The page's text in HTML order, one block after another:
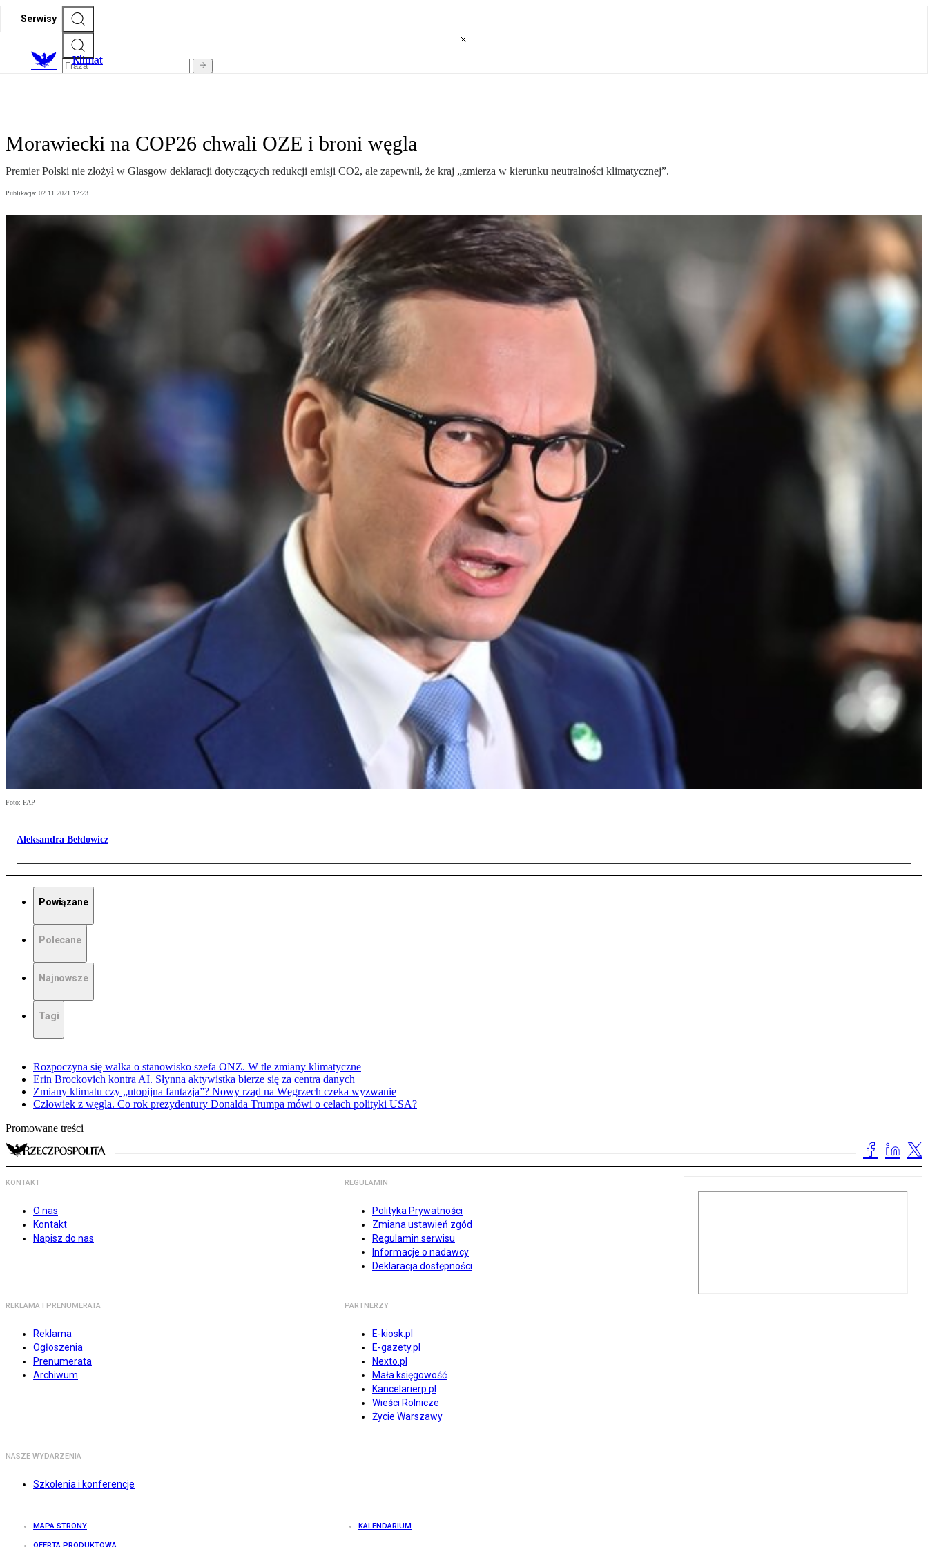
Serwisy
Klimat
Morawiecki na COP26 chwali OZE i broni węgla
Premier Polski nie złożył w Glasgow deklaracji dotyczących redukcji emisji CO2, ale zapewnił, że kraj „zmierza w kierunku neutralności klimatycznej”.
Publikacja: 02.11.2021 12:23
Foto: PAP
Aleksandra Bełdowicz
Powiązane
Polecane
Najnowsze
Tagi
Rozpoczyna się walka o stanowisko szefa ONZ. W tle zmiany klimatyczne
Erin Brockovich kontra AI. Słynna aktywistka bierze się za centra danych
Zmiany klimatu czy „utopijna fantazja”? Nowy rząd na Węgrzech czeka wyzwanie
Człowiek z węgla. Co rok prezydentury Donalda Trumpa mówi o celach polityki USA?
Promowane treści
KONTAKT
O nas
Kontakt
Napisz do nas
REGULAMIN
Polityka Prywatności
Zmiana ustawień zgód
Regulamin serwisu
Informacje o nadawcy
Deklaracja dostępności
REKLAMA I PRENUMERATA
Reklama
Ogłoszenia
Prenumerata
Archiwum
PARTNERZY
E-kiosk.pl
E-gazety.pl
Nexto.pl
Mała księgowość
Kancelarierp.pl
Wieści Rolnicze
Życie Warszawy
NASZE WYDARZENIA
Szkolenia i konferencje
MAPA STRONY KALENDARIUM